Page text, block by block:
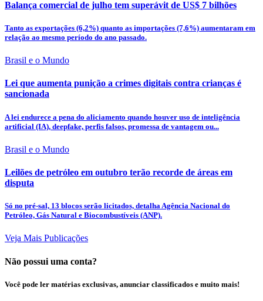
Balança comercial de julho tem superávit de US$ 7 bilhões
Tanto as exportações (6,2%) quanto as importações (7,6%) aumentaram em
relação ao mesmo período do ano passado.
Brasil e o Mundo
Lei que aumenta punição a crimes digitais contra crianças é
sancionada
A lei endurece a pena do aliciamento quando houver uso de inteligência
artificial (IA), deepfake, perfis falsos, promessa de vantagem ou...
Brasil e o Mundo
Leilões de petróleo em outubro terão recorde de áreas em
disputa
Só no pré-sal, 13 blocos serão licitados, detalha Agência Nacional do
Petróleo, Gás Natural e Biocombustíveis (ANP).
Veja Mais Publicações
Não possui uma conta?
Você pode ler matérias exclusivas, anunciar classificados e muito mais!